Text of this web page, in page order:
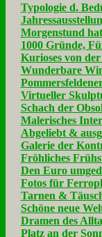
Typologie d.
Morgenstund
1000 Gründe,
Kurioses von
Wunderbare
Virtueller
Schach der
Malerisches
Abgeliebt &
Galerie der
Fröhliches
Den Euro
Fotos für
Tarnen &
Schöne neue
Dramen des
Platz an der